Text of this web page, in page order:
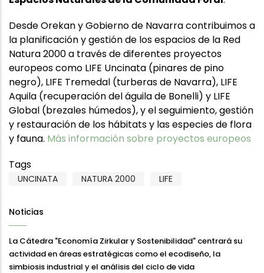
Desde Orekan y Gobierno de Navarra contribuimos a
la planificación y gestión de los espacios de la Red
Natura 2000 a través de diferentes proyectos
europeos como LIFE Uncinata (pinares de pino
negro), LIFE Tremedal (turberas de Navarra), LIFE
Aquila (recuperación del águila de Bonelli) y LIFE
Global (brezales húmedos), y el seguimiento, gestión
y restauración de los hábitats y las especies de flora
y fauna. Más información sobre proyectos europeos
Tags
UNCINATA NATURA 2000 LIFE
Noticias
La Cátedra "Economía Zirkular y Sostenibilidad" centrará su
actividad en áreas estratégicas como el ecodiseño, la
simbiosis industrial y el análisis del ciclo de vida